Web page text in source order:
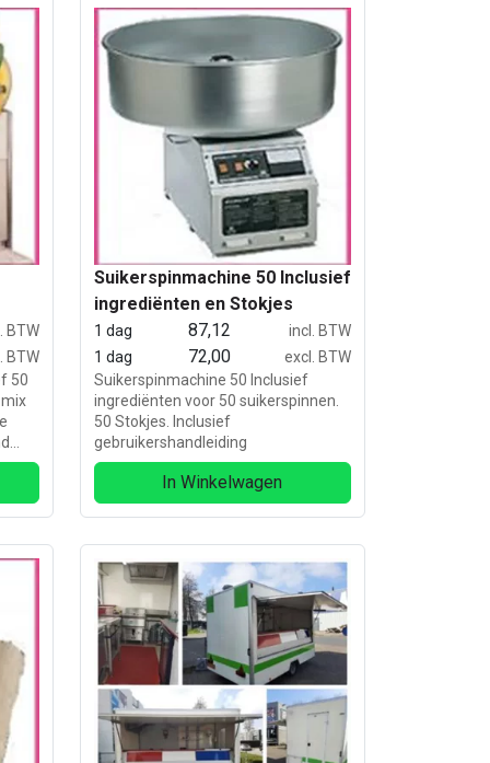
BTW
BTW
50
Suikerspinmachine 50 Inclusief
ingrediënten en Stokjes
1 dag 87,12
incl. BTW
1 dag
72,00
excl. BTW
Suikerspinmachine 50 Inclusief
ingrediënten voor 50 suikerspinnen.
50 Stokjes. Inclusief
gebruikershandleiding
In Winkelwagen